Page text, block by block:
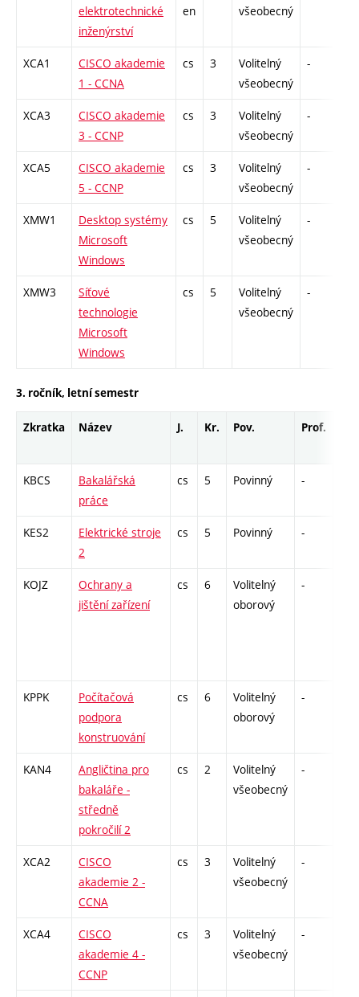
elektrotechnické
inženýrství
en
všeobecný
XCA1
CISCO akademie
1 - CCNA
cs 3
Volitelný
všeobecný
-
XCA3
CISCO akademie
3 - CCNP
cs 3
Volitelný
všeobecný
-
XCA5
CISCO akademie
5 - CCNP
cs 3
Volitelný
všeobecný
-
XMW1
Desktop systémy
Microsoft
Windows
cs 5
Volitelný
všeobecný
-
XMW3
Síťové
technologie
Microsoft
Windows
cs 5
Volitelný
všeobecný
-
3. ročník, letní semestr
Zkratka Název J. Kr. Pov. Prof.
KBCS
Bakalářská
práce
cs 5 Povinný -
KES2
Elektrické stroje
2
cs 5 Povinný -
KOJZ
Ochrany a
jištění zařízení
cs 6
Volitelný
oborový
-
KPPK
Počítačová
podpora
konstruování
cs 6
Volitelný
oborový
-
KAN4
Angličtina pro
bakaláře -
středně
pokročilí 2
cs 2
Volitelný
všeobecný
-
XCA2
CISCO
akademie 2 -
CCNA
cs 3
Volitelný
všeobecný
-
XCA4
CISCO
akademie 4 -
CCNP
cs 3
Volitelný
všeobecný
-